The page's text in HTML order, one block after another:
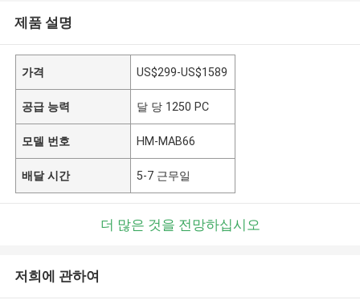
제품 설명
가격 US$299-US$1589
공급 능력 달 당 1250 PC
모델 번호 HM-MAB66
배달 시간 5-7 근무일
더 많은 것을 전망하십시오
저희에 관하여